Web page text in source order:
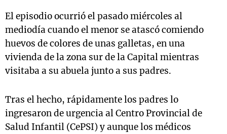
El episodio ocurrió el pasado miércoles al
mediodía cuando el menor se atascó comiendo
huevos de colores de unas galletas, en una
vivienda de la zona sur de la Capital mientras
visitaba a su abuela junto a sus padres.
Tras el hecho, rápidamente los padres lo
ingresaron de urgencia al Centro Provincial de
Salud Infantil (CePSI) y aunque los médicos